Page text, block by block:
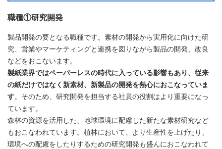
職種①研究開発
製品開発の要となる職種です。素材の開発から実用化に向けた研
究、営業やマーケティングと連携を図りながら製品の開発、改良
などをおこないます。
製紙業界ではペーパーレスの時代に入っている影響もあり、従来
の紙だけではなく新素材、新製品の開発を熱心におこなっていま
す。そのため、研究開発を担当する社員の役割はより重要になっ
ています。
森林の資源を活用した、地球環境に配慮した新たな素材研究など
もおこなわれています。植林において、より生産性を上げたり、
環境への配慮をしたりするための研究開発も盛んにおこなわれて